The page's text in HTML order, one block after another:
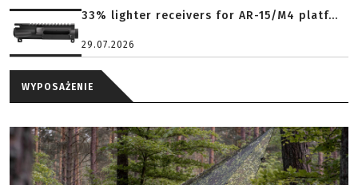
33% lighter receivers for AR-15/M4 platf...
29.07.2026
WYPOSAŻENIE